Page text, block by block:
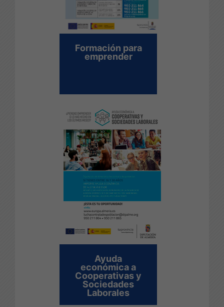
Formación para
emprender
Ayuda
económica a
Cooperativas y
Sociedades
Laborales